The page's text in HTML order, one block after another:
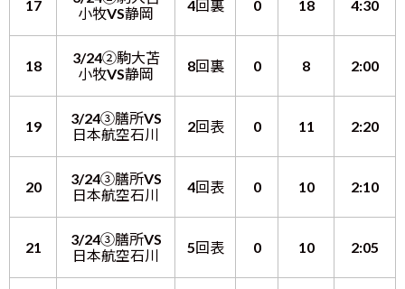
17
小牧VS静岡
4回裏 0 18 4:30
18
3/24②駒大苫
小牧VS静岡
8回裏 0 8 2:00
19
3/24③膳所VS
日本航空石川
2回表 0 11 2:20
20
3/24③膳所VS
日本航空石川
4回表 0 10 2:10
21
3/24③膳所VS
日本航空石川
5回表 0 10 2:05